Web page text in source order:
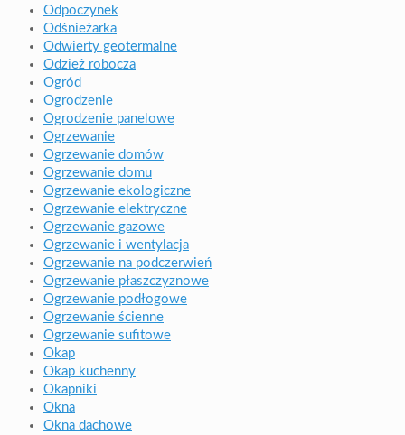
Odpoczynek
Odśnieżarka
Odwierty geotermalne
Odzież robocza
Ogród
Ogrodzenie
Ogrodzenie panelowe
Ogrzewanie
Ogrzewanie domów
Ogrzewanie domu
Ogrzewanie ekologiczne
Ogrzewanie elektryczne
Ogrzewanie gazowe
Ogrzewanie i wentylacja
Ogrzewanie na podczerwień
Ogrzewanie płaszczyznowe
Ogrzewanie podłogowe
Ogrzewanie ścienne
Ogrzewanie sufitowe
Okap
Okap kuchenny
Okapniki
Okna
Okna dachowe